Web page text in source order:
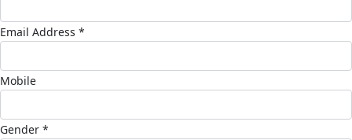
Email Address *
Mobile
Gender *